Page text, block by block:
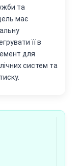
та
має
її в
для
систем та